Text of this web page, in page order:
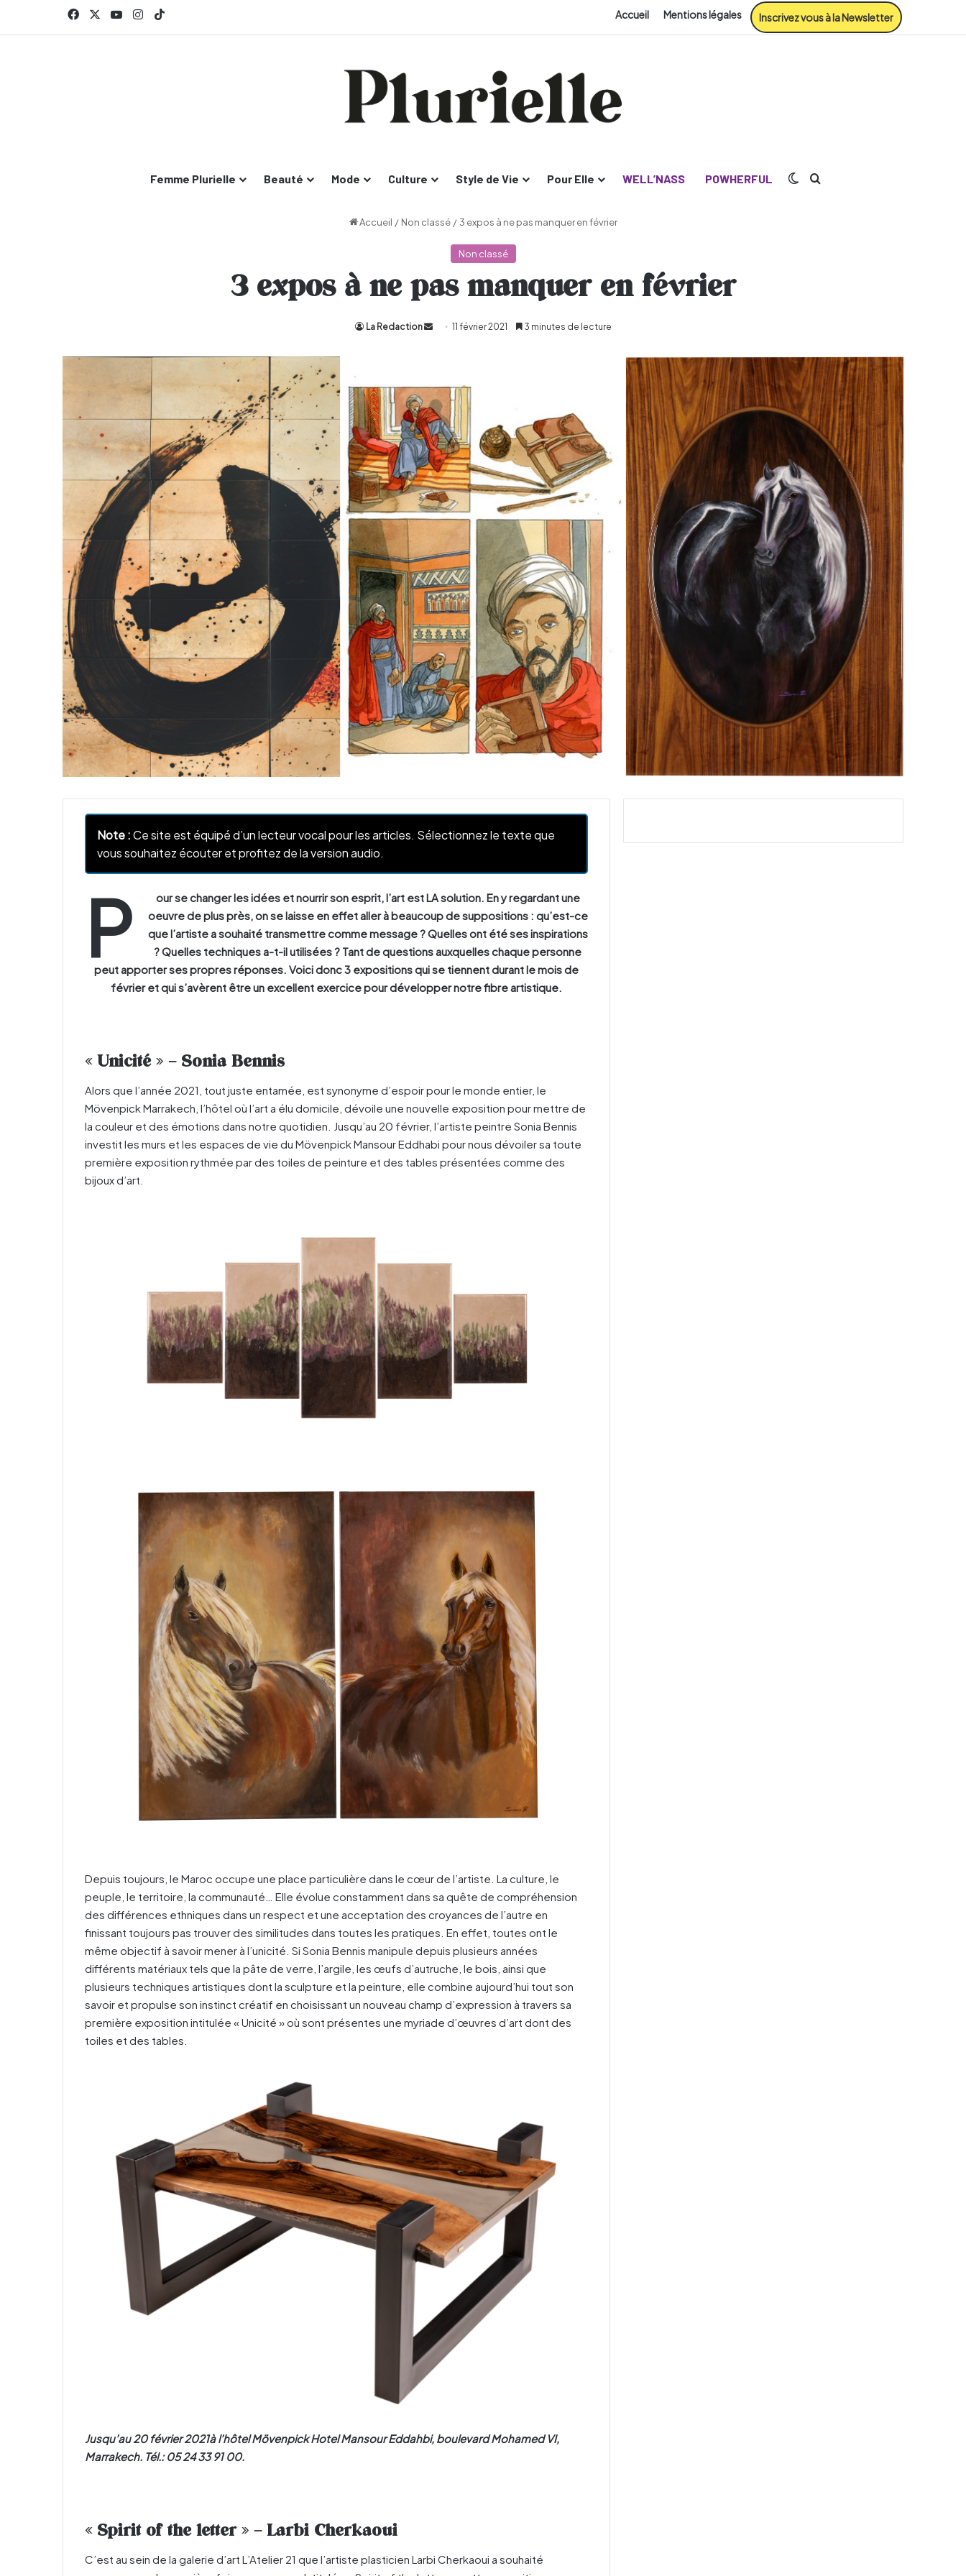
FacebookYouTubeInstagram Accueil Mentions légales Inscrivez vous à la Newsletter
Femme Plurielle Beauté Mode Culture Style de Vie Pour Elle WELL’NASS POWHERFUL Switch skin
Accueil / Non classé / 3 expos à ne pas manquer en février
Non classé
3 expos à ne pas manquer en février
La Redaction
Envoyer11 février 2021 3 minutes de lecture
Note :Ce site est équipé d’un lecteur vocal pour les articles. Sélectionnez le texte que
vous souhaitez écouter et profitez de la version audio.
P
our se changer les idées et nourrir son esprit, l’art est LA solution. En y regardant une
oeuvre de plus près, on se laisse en effet aller à beaucoup de suppositions : qu’est-ce
que l’artiste a souhaité transmettre comme message ? Quelles ont été ses inspirations
? Quelles techniques a-t-il utilisées ? Tant de questions auxquelles chaque personne
peut apporter ses propres réponses. Voici donc 3 expositions qui se tiennent durant le mois de
février et qui s’avèrent être un excellent exercice pour développer notre fibre artistique.
« Unicité » – Sonia Bennis
Alors que l’année 2021, tout juste entamée, est synonyme d’espoir pour le monde entier, le
Mövenpick Marrakech, l’hôtel où l’art a élu domicile, dévoile une nouvelle exposition pour mettre de
la couleur et des émotions dans notre quotidien. Jusqu’au 20 février, l’artiste peintre Sonia Bennis
investit les murs et les espaces de vie du Mövenpick Mansour Eddhabi pour nous dévoiler sa toute
première exposition rythmée par des toiles de peinture et des tables présentées comme des
bijoux d’art.
Depuis toujours, le Maroc occupe une place particulière dans le cœur de l’artiste. La culture, le
peuple, le territoire, la communauté… Elle évolue constamment dans sa quête de compréhension
des différences ethniques dans un respect et une acceptation des croyances de l’autre en
finissant toujours pas trouver des similitudes dans toutes les pratiques. En effet, toutes ont le
même objectif à savoir mener à l’unicité. Si Sonia Bennis manipule depuis plusieurs années
différents matériaux tels que la pâte de verre, l’argile, les œufs d’autruche, le bois, ainsi que
plusieurs techniques artistiques dont la sculpture et la peinture, elle combine aujourd’hui tout son
savoir et propulse son instinct créatif en choisissant un nouveau champ d’expression à travers sa
première exposition intitulée « Unicité » où sont présentes une myriade d’œuvres d’art dont des
toiles et des tables.
Jusqu’au 20 février 2021à l’hôtel Mövenpick Hotel Mansour Eddahbi, boulevard Mohamed VI,
Marrakech. Tél.: 05 24 33 91 00.
« Spirit of the letter » – Larbi Cherkaoui
C’est au sein de la galerie d’art L’Atelier 21 que l’artiste plasticien Larbi Cherkaoui a souhaité